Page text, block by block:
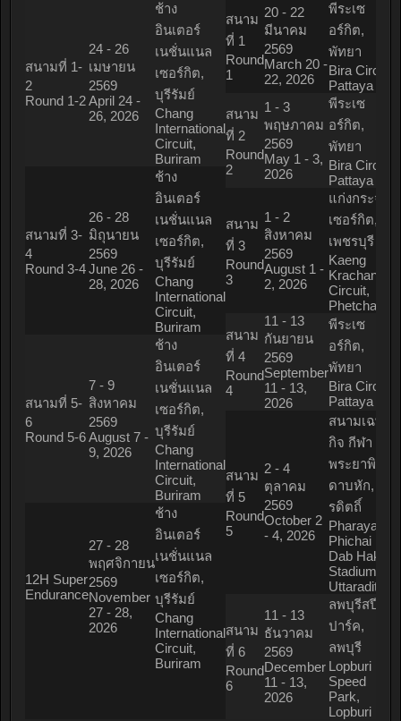
สนามที่ 1-
2
Round 1-2
24 - 26
เมษายน
2569
April 24 -
26, 2026
ช้าง
อินเตอร์
เนชั่นแนล
เซอร์กิต,
บุรีรัมย์
Chang
International
Circuit,
Buriram
สนามที่ 3-
4
Round 3-4
26 - 28
มิถุนายน
2569
June 26 -
28, 2026
ช้าง
อินเตอร์
เนชั่นแนล
เซอร์กิต,
บุรีรัมย์
Chang
International
Circuit,
Buriram
สนามที่ 5-
6
Round 5-6
7 - 9
สิงหาคม
2569
August 7 -
9, 2026
ช้าง
อินเตอร์
เนชั่นแนล
เซอร์กิต,
บุรีรัมย์
Chang
International
Circuit,
Buriram
12H Super
Endurance
27 - 28
พฤศจิกายน
2569
November
27 - 28,
2026
ช้าง
อินเตอร์
เนชั่นแนล
เซอร์กิต,
บุรีรัมย์
Chang
International
Circuit,
Buriram
สนาม
ที่ 1
Round
1
20 - 22
มีนาคม
2569
March 20 -
22, 2026
พีระเซ
อร์กิต,
พัทยา
Bira Circuit,
Pattaya
สนาม
ที่ 2
Round
2
1 - 3
พฤษภาคม
2569
May 1 - 3,
2026
พีระเซ
อร์กิต,
พัทยา
Bira Circuit,
Pattaya
สนาม
ที่ 3
Round
3
1 - 2
สิงหาคม
2569
August 1 -
2, 2026
แก่งกระจาน
เซอร์กิต,
เพชรบุรี
Kaeng
Krachan
Circuit,
Phetchaburi
สนาม
ที่ 4
Round
4
11 - 13
กันยายน
2569
September
11 - 13,
2026
พีระเซ
อร์กิต,
พัทยา
Bira Circuit,
Pattaya
สนาม
ที่ 5
Round
5
2 - 4
ตุลาคม
2569
October 2
- 4, 2026
สนามเฉพาะ
กิจ กีฬา
พระยาพิชัย
ดาบหัก, อุต
รดิตถิ์
Pharaya
Phichai
Dab Hak
Stadium,
Uttaradit
สนาม
ที่ 6
Round
6
11 - 13
ธันวาคม
2569
December
11 - 13,
2026
ลพบุรีสปีด
ปาร์ค,
ลพบุรี
Lopburi
Speed
Park,
Lopburi